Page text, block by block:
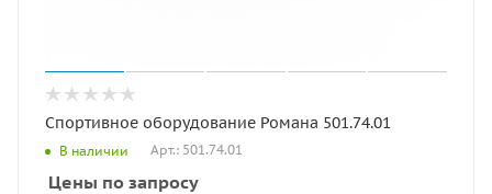
Спортивное оборудование Романа 501.74.01
В наличии Арт.: 501.74.01
Цены по запросу